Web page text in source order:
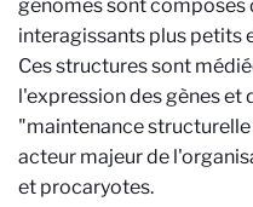
génomes sont composés
interagissants plus petits
Ces structures sont
l'expression des gènes et
"maintenance
acteur majeur de
et procaryotes.